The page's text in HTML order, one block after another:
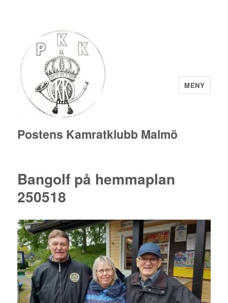
Postens Kamratklubb Malmö
MENY
Bangolf på hemmaplan
250518